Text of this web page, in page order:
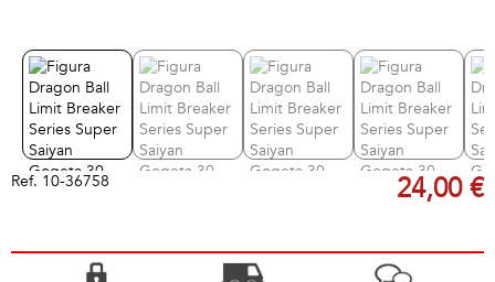
Ref. 10-36758 24,00 €